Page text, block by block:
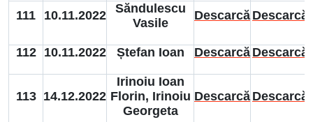
111 10.11.2022
Săndulescu
Vasile
Descarcă Descarcă
112 10.11.2022 Ștefan Ioan Descarcă Descarcă
113 14.12.2022
Irinoiu Ioan
Florin, Irinoiu
Georgeta
Descarcă Descarcă